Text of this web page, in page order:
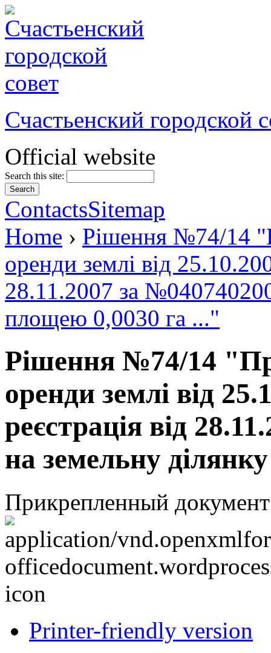
Счастьенский городской
Official website
Search this site:
ContactsSitemap
Home › Рішення №74/14
оренди землі від
28.11.2007 за
площею 0,0030 га ..."
Рішення №74/14
оренди землі від
реєстрація від
на земельну
Прикрепленный
Printer-friendly version